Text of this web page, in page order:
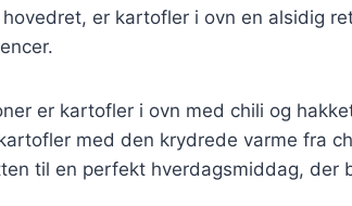
er kartofler i ovn en alsidig
er kartofler i ovn med chili og
med den krydrede varme fra
til en perfekt hverdagsmiddag,